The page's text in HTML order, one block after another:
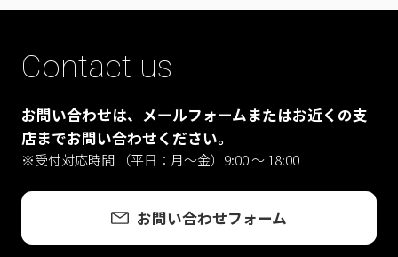
Contact us
お問い合わせは、メールフォームまたはお近くの支
店までお問い合わせください。
※受付対応時間 （平日：月〜金）9:00 ～ 18:00
お問い合わせフォーム